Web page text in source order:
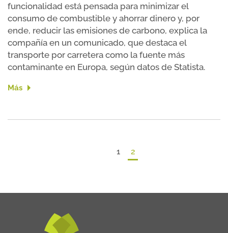
funcionalidad está pensada para minimizar el
consumo de combustible y ahorrar dinero y, por
ende, reducir las emisiones de carbono, explica la
compañía en un comunicado, que destaca el
transporte por carretera como la fuente más
contaminante en Europa, según datos de Statista.
Más
1 2